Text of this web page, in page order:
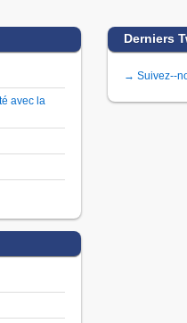
avec la
Derniers
→ Suivez--